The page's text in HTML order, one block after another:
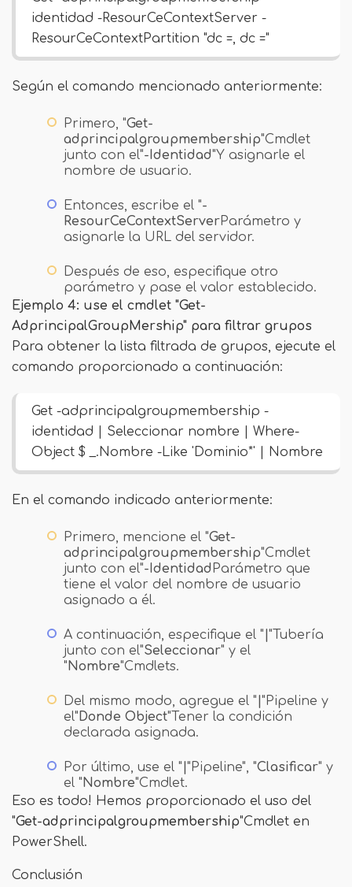
identidad -ResourCeContextServer -
ResourCeContextPartition "dc =, dc ="
Según el comando mencionado anteriormente:
Primero, "Get-
adprincipalgroupmembership"Cmdlet
junto con el"-Identidad"Y asignarle el
nombre de usuario.
Entonces, escribe el "-
ResourCeContextServerParámetro y
asignarle la URL del servidor.
Después de eso, especifique otro
parámetro y pase el valor establecido.
Ejemplo 4: use el cmdlet "Get-
AdprincipalGroupMership" para filtrar grupos
Para obtener la lista filtrada de grupos, ejecute el
comando proporcionado a continuación:
Get -adprincipalgroupmembership -
identidad
| Seleccionar nombre | Where-
Object $ _.Nombre -Like 'Dominio*' | Nombre
En el comando indicado anteriormente:
Primero, mencione el "Get-
adprincipalgroupmembership"Cmdlet
junto con el"-Identidad Parámetro que
tiene el valor del nombre de usuario
asignado a él.
A continuación, especifique el " "Tubería
junto con el"Seleccionar" y el
" Nombre"Cmdlets.
Del mismo modo, agregue el " "Pipeline y
el" Donde Object"Tener la condición
declarada asignada.
Por último, use el " "Pipeline", "Clasificar" y
el " Nombre"Cmdlet.
Eso es todo! Hemos proporcionado el uso del
"Get-adprincipalgroupmembership"Cmdlet en
PowerShell.
Conclusión